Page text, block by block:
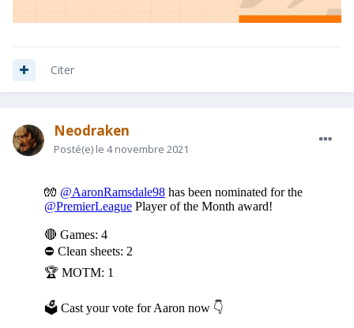
Citer
Neodraken
Posté(e) le 4 novembre 2021